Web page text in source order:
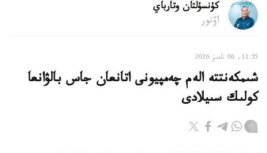
كۇنسۇلتان وتارباي
اۆتور
11:55, 06 تامىز 2026
شىمكەنتتە الەم چەمپيونى اتانعان جاس بالۋانعا
كولىك سىيلادى